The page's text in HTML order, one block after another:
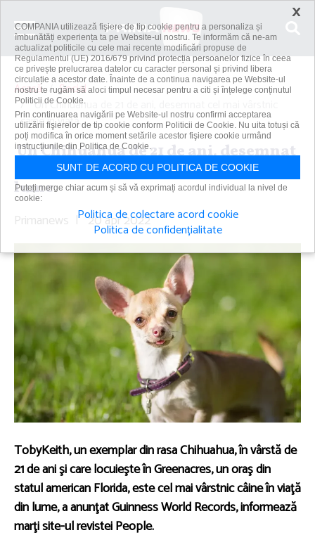
Acasă
Social
Un Chihuahua de 21 de ani, desemnat cel mai vârstnic
câine în viaţă...
Un Chihuahua de 21 de ani, desemnat
cel mai vârstnic câine în viaţă din
lume
Primanews | 20 apr 2022
TobyKeith, un exemplar din rasa Chihuahua, în vârstă de
21 de ani şi care locuieşte în Greenacres, un oraş din
statul american Florida, este cel mai vârstnic câine în viaţă
din lume, a anunţat Guinness World Records, informează
marţi site-ul revistei People.
×
COMPANIA utilizează fişiere de tip cookie pentru a personaliza și
îmbunătăți experiența ta pe Website-ul nostru. Te informăm că ne-am
actualizat politicile cu cele mai recente modificări propuse de
Regulamentul (UE) 2016/679 privind protecția persoanelor fizice în ceea
ce privește prelucrarea datelor cu caracter personal și privind libera
circulație a acestor date. Înainte de a continua navigarea pe Website-ul
nostru te rugăm să aloci timpul necesar pentru a citi și înțelege conținutul
Politicii de Cookie.
Prin continuarea navigării pe Website-ul nostru confirmi acceptarea
utilizării fişierelor de tip cookie conform Politicii de Cookie. Nu uita totuși că
poți modifica în orice moment setările acestor fişiere cookie urmând
instrucțiunile din Politica de Cookie.
SUNT DE ACORD CU POLITICA DE COOKIE
Puteți merge chiar acum și să vă exprimați acordul individual la nivel de
cookie:
Politica de colectare acord cookie
Politica de confidențialitate